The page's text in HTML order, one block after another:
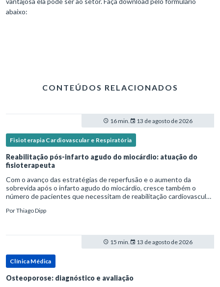
abaixo:
CONTEÚDOS RELACIONADOS
16 min. 13 de agosto de 2026
Fisioterapia Cardiovascular e Respiratória
Reabilitação pós-infarto agudo do miocárdio: atuação do
fisioterapeuta
Com o avanço das estratégias de reperfusão e o aumento da
sobrevida após o infarto agudo do miocárdio, cresce também o
número de pacientes que necessitam de reabilitação cardiovascular
PorThiago Dipp
15 min. 13 de agosto de 2026
Clínica Médica
Osteoporose: diagnóstico e avaliação